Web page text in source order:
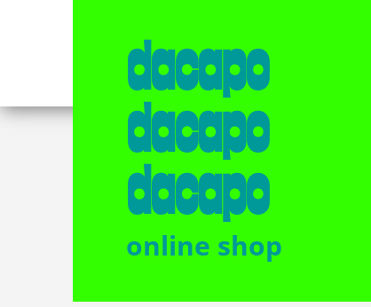
dacapo
dacapo
dacapo
online shop